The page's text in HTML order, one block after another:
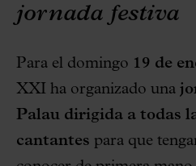
jornada festiva
Para el domingo 19 de
XXI ha organizado una
Palau dirigida a todas
cantantes para que